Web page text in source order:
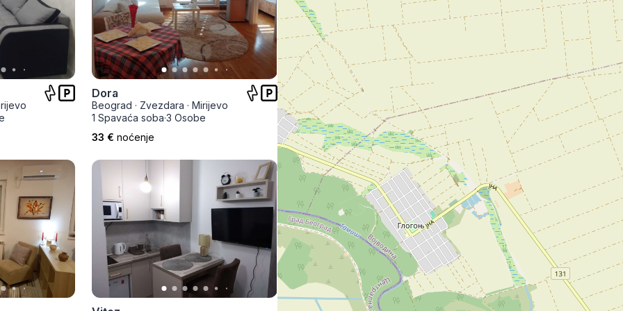
Nova Varoš Valjevo Šabac
Kruševac Pirot Loznica
Pazar Zrenjanin Vršac Sombor
Milanovac Raška Leskovac Zaječar
Požarevac Vrbas
Sremska
Mitrovica
Ljubovija Majdanpek
Bela Crkva Negotin Ub
Palanka Ćuprija Kanjiža Donji Milanovac
Novi Bečej Mali Zvornik Apatin
Golija Bačka Topola Palić
naroda, a slike lokalnih i tradicionalnih
specijaliteta osetićete i na svojim
nepcima.
Dora
Beograd · Zvezdara · Mirijevo
1 Spavaća soba·3 Osobe
33 € noćenje